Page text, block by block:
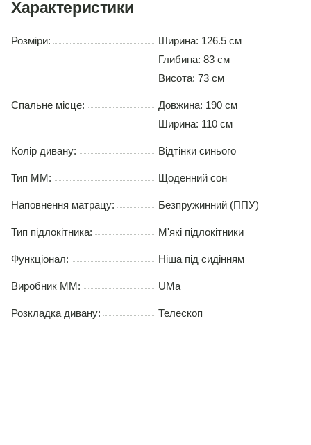
Характеристики
Розміри:
Ширина: 126.5 см
Глибина: 83 см
Висота: 73 см
Спальне місце: Довжина: 190 см
Ширина: 110 см
Колір дивану: Відтінки синього
Тип ММ: Щоденний сон
Наповнення матрацу: Безпружинний (ППУ)
Тип підлокітника: М'які підлокітники
Функціонал: Ніша під сидінням
Виробник ММ: UMa
Розкладка дивану: Телескоп